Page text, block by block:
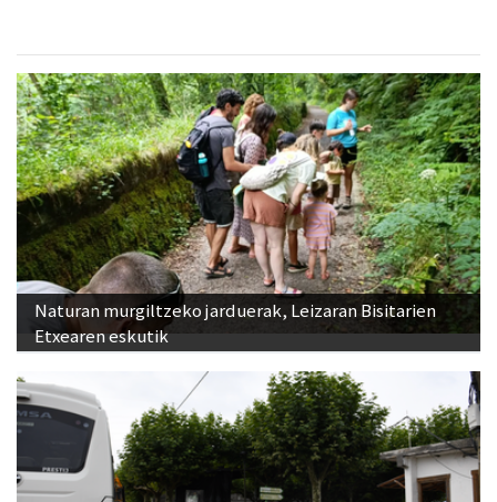
Naturan murgiltzeko jarduerak, Leizaran Bisitarien
Etxearen eskutik